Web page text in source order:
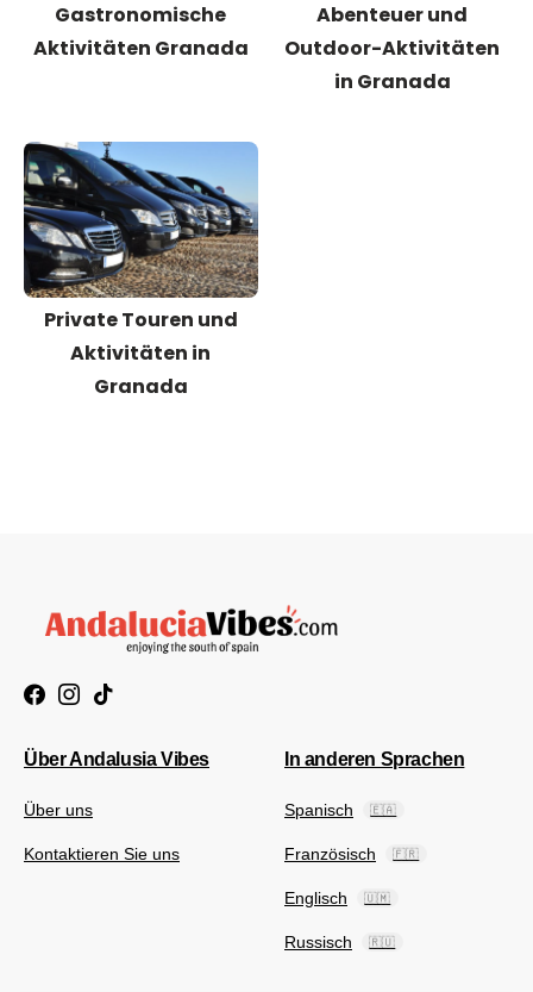
Gastronomische
Aktivitäten Granada
Abenteuer und
Outdoor-Aktivitäten
in Granada
Private Touren und
Aktivitäten in
Granada
Über Andalusia Vibes
Über uns
Kontaktieren Sie uns
In anderen Sprachen
Spanisch 🇪🇦
Französisch 🇫🇷
Englisch 🇺🇲
Russisch 🇷🇺